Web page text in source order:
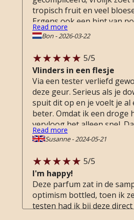
tropisch fruit en veel
Ergens ook een hint van
bananenschuimpjes. Opent
zachtpoederiger op. Bij mij
geur zeker 6 uur hangen.
Read more
Bon-2026-03-22
5/5
Vlinders in een flesje
Via een tester verliefd
deze geur. Serieus als je
spuit dit op en je voelt je al
beter. Omdat ik een droge
vervloog het alleen snel.
olie basis tip als primer
zeker 5x zo lang hangen!
eens een gelukje ;) de geur
voor de zomer en 3 uur
warmere geur.
Read more
Susanne-2024-05-21
5/5
I'm happy!
Deze parfum zat in de
optimism bottled, toen ik
testen had ik bij deze